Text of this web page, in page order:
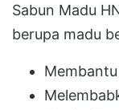
Sabun Madu
berupa madu